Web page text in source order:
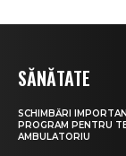
SĂNĂTATE
SCHIMBĂRI
PROGRAM PENTRU
AMBULATORIU